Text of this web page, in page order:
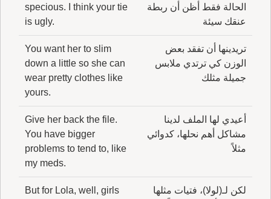
الحالة فقط أظن أن ربطة
عنقك سيئة
specious. I think your tie
is ugly.
تريدينها أن تفقد بعض
الوزن كي ترتدي ملابس
جميلة مثلك
You want her to slim
down a little so she can
wear pretty clothes like
yours.
أعيدي لها الملف لدينا
مشاكل أهم نحلها، كدوائي
مثلاً
Give her back the file.
You have bigger
problems to tend to, like
my meds.
لكن لـ(لولا)، فتيات مثلها
But for Lola, well, girls